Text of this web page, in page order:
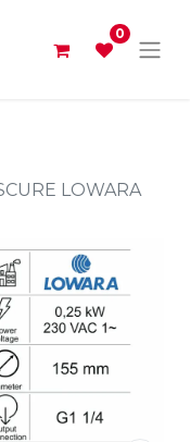
0
LOWARA